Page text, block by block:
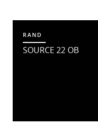
RAND
SOURCE 22 OB